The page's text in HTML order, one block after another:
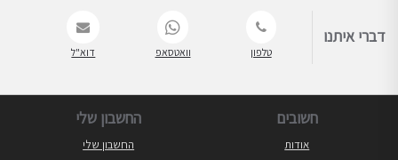
דברי איתנו
טלפון וואטסאפ דוא"ל
חשובים
אודות
החשבון שלי
החשבון שלי